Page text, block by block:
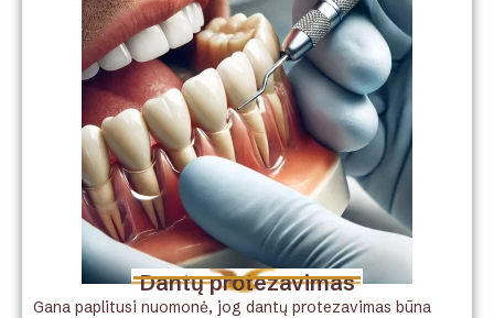
Dantų protezavimas
Gana paplitusi nuomonė, jog dantų protezavimas būna